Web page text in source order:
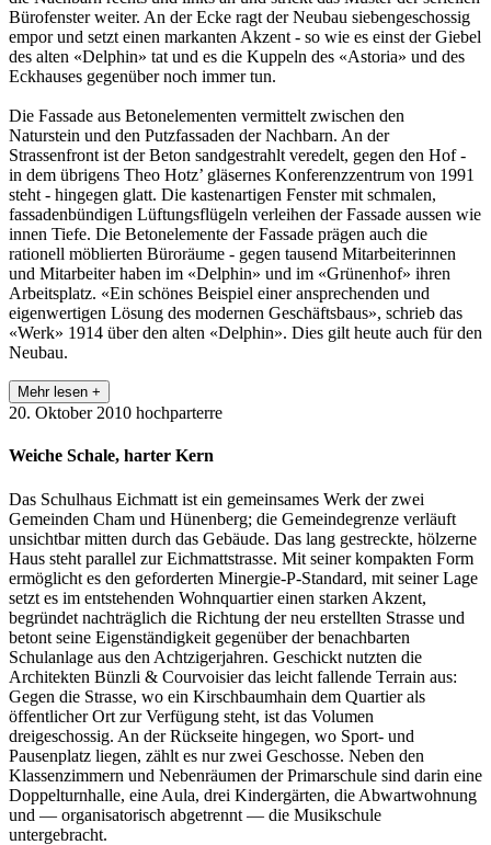
Bürofenster wei­ter. An der Ecke ragt der Neubau siebengeschos­sig
empor und setzt einen markanten Akzent - so wie es einst der Giebel
des alten «Delphin» tat und es die Kuppeln des «Astoria» und des
Eck­hauses gegenüber noch immer tun.
Die Fassade aus Betonelementen vermittelt zwi­schen den
Naturstein­ und den Putzfassaden der Nachbarn. An der
Strassenfront ist der Beton sandgestrahlt veredelt, gegen den Hof -
in dem übrigens Theo Hotz’ gläsernes Konferenzzentrum von 1991
steht - hingegen glatt. Die kastenar­tigen Fenster mit schmalen,
fassadenbündigen Lüftungsflügeln verleihen der Fassade aussen wie
innen Tiefe. Die Betonelemente der Fassade prägen auch die
rationell möblierten Büroräume - gegen tausend Mitarbeiterinnen
und Mitar­beiter haben im «Delphin» und im «Grünenhof» ihren
Arbeitsplatz. «Ein schönes Beispiel einer ansprechenden und
eigenwertigen Lösung des modernen Geschäftsbaus», schrieb das
«Werk» 1914 über den alten «Delphin». Dies gilt heute auch für den
Neubau.
Mehr lesen +
20. Oktober 2010 hochparterre
Weiche Schale, harter Kern
Das Schulhaus Eichmatt ist ein gemeinsames Werk der zwei
Gemeinden Cham und Hünenberg; die Gemeindegrenze verläuft
unsichtbar mitten durch das Gebäude. Das lang gestreckte, hölzerne
Haus steht parallel zur Eichmattstrasse. Mit seiner kompakten Form
ermöglicht es den geforderten Minergie-P-Standard, mit seiner Lage
setzt es im entstehenden Wohnquartier einen starken Akzent,
begründet nachträglich die Richtung der neu erstellten Strasse und
betont seine Eigenständigkeit gegenüber der benachbarten
Schulanlage aus den Achtzigerjahren. Geschickt nutzten die
Architekten Bünzli & Courvoisier das leicht fallende Terrain aus:
Gegen die Strasse, wo ein Kirschbaumhain dem Quartier als
öffentlicher Ort zur Verfügung steht, ist das Volumen
dreigeschossig. An der Rückseite hingegen, wo Sport- und
Pausenplatz liegen, zählt es nur zwei Geschosse. Neben den
Klassenzimmern und Nebenräumen der Primarschule sind darin eine
Doppelturnhalle, eine Aula, drei Kindergärten, die Abwartwohnung
und — organisatorisch abgetrennt — die Musikschule
untergebracht.